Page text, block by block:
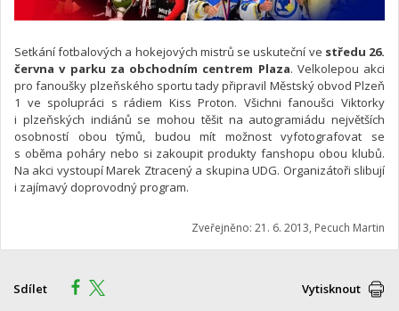
Setkání fotbalových a hokejových mistrů se uskuteční ve středu 26.
června v parku za obchodním centrem Plaza. Velkolepou akci
pro fanoušky plzeňského sportu tady připravil Městský obvod Plzeň
1 ve spolupráci s rádiem Kiss Proton. Všichni fanoušci Viktorky
i plzeňských indiánů se mohou těšit na autogramiádu největších
osobností obou týmů, budou mít možnost vyfotografovat se
s oběma poháry nebo si zakoupit produkty fanshopu obou klubů.
Na akci vystoupí Marek Ztracený a skupina UDG. Organizátoři slibují
i zajímavý doprovodný program.
Zveřejněno: 21. 6. 2013, Pecuch Martin
Sdílet Vytisknout